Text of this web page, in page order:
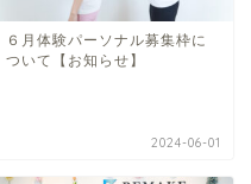
６月体験パーソナル募集枠に
ついて【お知らせ】
2024-06-01